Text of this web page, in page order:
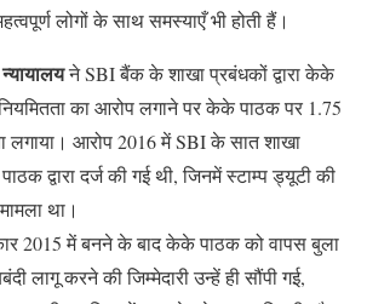
लोगों के साथ समस्याएँ भी होती हैं।
ने SBI बैंक के शाखा प्रबंधकों द्वारा केके
का आरोप लगाने पर केके पाठक पर 1.75
लगाया। आरोप 2016 में SBI के सात शाखा
द्वारा दर्ज की गई थी, जिनमें स्टाम्प ड्यूटी की
था।
2015 में बनने के बाद केके पाठक को वापस बुला
लागू करने की जिम्मेदारी उन्हें ही सौंपी गई,